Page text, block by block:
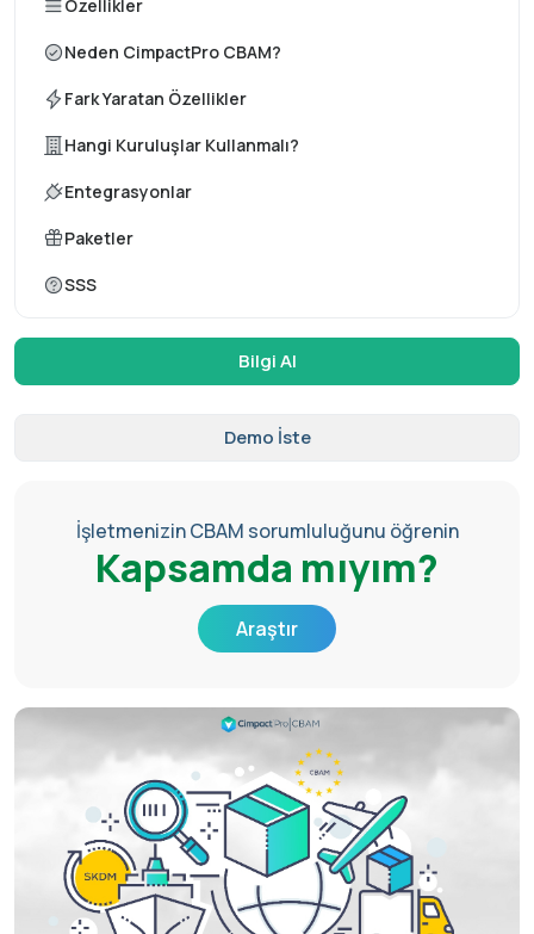
Özellikler
Neden CimpactPro CBAM?
Fark Yaratan Özellikler
Hangi Kuruluşlar Kullanmalı?
Entegrasyonlar
Paketler
SSS
Bilgi Al
Demo İste
İşletmenizin CBAM sorumluluğunu öğrenin
Kapsamda mıyım?
Araştır